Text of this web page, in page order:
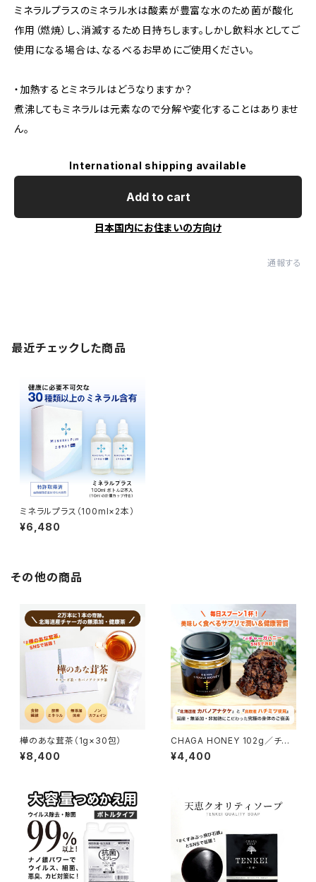
ミネラルプラスのミネラル水は酸素が豊富な水のため菌が酸化
作用（燃焼）し、消滅するため日持ちします。しかし飲料水としてご
使用になる場合は、なるべるお早めにご使用ください。
・加熱するとミネラルはどうなりますか？
煮沸してもミネラルは元素なので分解や変化することはありませ
ん。
International shipping available
Add to cart
日本国内にお住まいの方向け
通報する
最近チェックした商品
ミネラルプラス（100ml×2本）
¥6,480
その他の商品
樺のあな茸茶（1g×30包）
¥8,400
CHAGA HONEY 102g／チャ
ーガハニー102g
¥4,400